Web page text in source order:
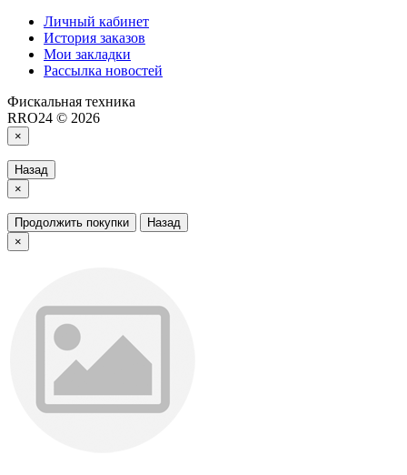
Личный кабинет
История заказов
Мои закладки
Рассылка новостей
Фискальная техника
RRO24 © 2026
×
Назад
×
Продолжить покупки
Назад
×